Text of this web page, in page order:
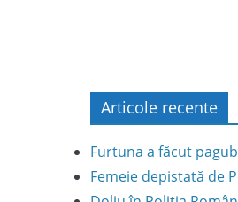
Articole recente
Furtuna a făcut
Femeie depistată de